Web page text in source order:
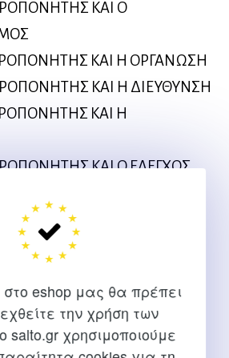
eshop μας θα πρέπει
την χρήση των
salto.gr χρησιμοποιούμε
ΚΑΙ Ο
ΚΑΙ Η ΟΡΓΑΝΩΣΗ
ΚΑΙ Η ΔΙΕΥΘΥΝΣΗ
ΚΑΙ Η
ΚΑΙ Ο ΕΛΕΓΧΟΣ
ΚΑΙ Η
ΤΗΣ ΟΜΑΔΑΣ
ΚΑΙ Η ΛΗΨΗ
ΣΤΗΝ ΠΡΟΠΟΝΗΤΙΚΗ